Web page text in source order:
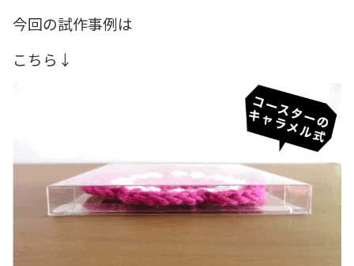
今回の試作事例は
こちら↓